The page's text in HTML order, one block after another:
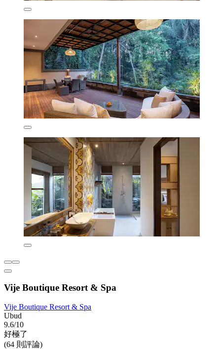
Vije Boutique Resort & Spa
Vije Boutique Resort & Spa
Ubud
9.6/10
好極了
(64 則評論)